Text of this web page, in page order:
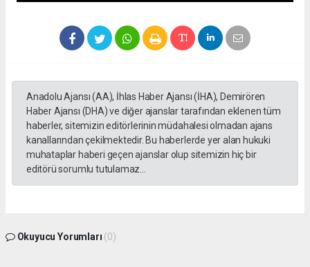
Anadolu Ajansı (AA), İhlas Haber Ajansı (İHA), Demirören
Haber Ajansı (DHA) ve diğer ajanslar tarafından eklenen tüm
haberler, sitemizin editörlerinin müdahalesi olmadan ajans
kanallarından çekilmektedir. Bu haberlerde yer alan hukuki
muhataplar haberi geçen ajanslar olup sitemizin hiç bir
editörü sorumlu tutulamaz...
Okuyucu Yorumları (0)